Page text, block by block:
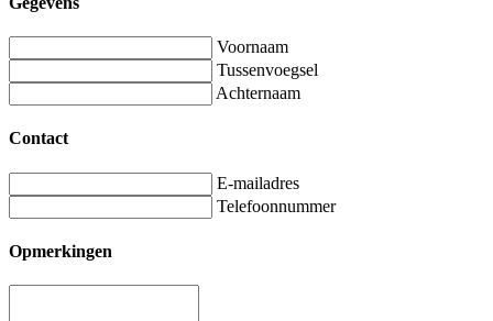
Voornaam
Tussenvoegsel
Achternaam
Contact
E-mailadres
Telefoonnummer
Opmerkingen